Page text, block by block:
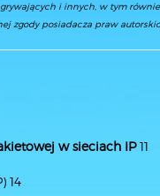
i innych, w tym
zgody posiadacza praw
w sieciach IP11
14